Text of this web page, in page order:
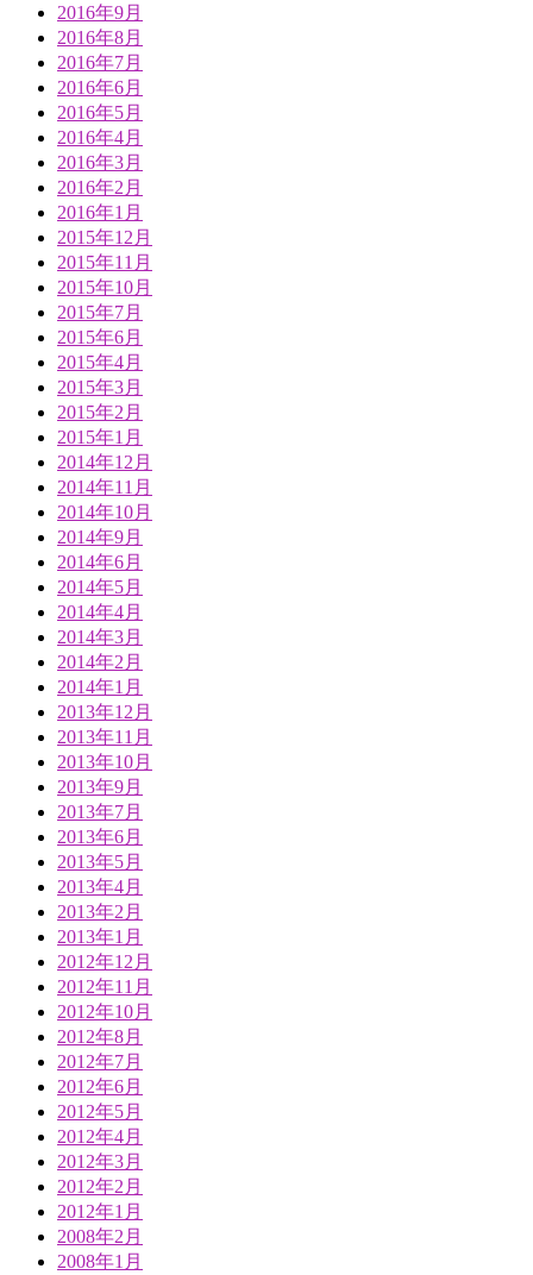
2016年9月
2016年8月
2016年7月
2016年6月
2016年5月
2016年4月
2016年3月
2016年2月
2016年1月
2015年12月
2015年11月
2015年10月
2015年7月
2015年6月
2015年4月
2015年3月
2015年2月
2015年1月
2014年12月
2014年11月
2014年10月
2014年9月
2014年6月
2014年5月
2014年4月
2014年3月
2014年2月
2014年1月
2013年12月
2013年11月
2013年10月
2013年9月
2013年7月
2013年6月
2013年5月
2013年4月
2013年2月
2013年1月
2012年12月
2012年11月
2012年10月
2012年8月
2012年7月
2012年6月
2012年5月
2012年4月
2012年3月
2012年2月
2012年1月
2008年2月
2008年1月